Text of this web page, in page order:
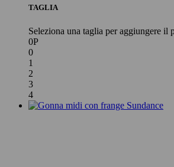
TAGLIA
Seleziona una taglia per aggiungere il
0P
0
1
2
3
4